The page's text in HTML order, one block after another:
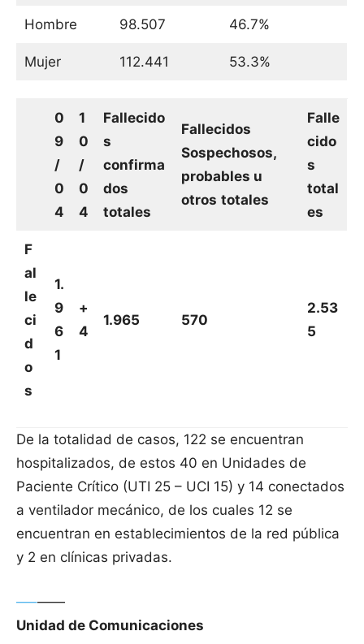
Hombre 98.507 46.7%
Mujer 112.441 53.3%
0
9
/
0
4
1
0
/
0
4
Fallecido
s
confirma
dos
totales
Fallecidos
Sospechosos,
probables u
otros totales
Falle
cido
s
total
es
F
al
le
ci
d
o
s
1.
9
6
1
+
4
1.965 570
2.53
5
De la totalidad de casos, 122 se encuentran
hospitalizados, de estos 40 en Unidades de
Paciente Crítico (UTI 25 – UCI 15) y 14 conectados
a ventilador mecánico, de los cuales 12 se
encuentran en establecimientos de la red pública
y 2 en clínicas privadas.
—–——
Unidad de Comunicaciones